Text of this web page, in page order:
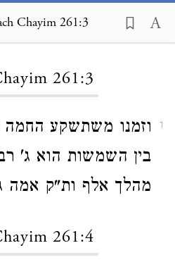
Chayim 261:3
261:3
1
וזמנו משתשקע החמה
בין השמשות הוא ג'
מהלך אלף ות"ק אמה
261:4